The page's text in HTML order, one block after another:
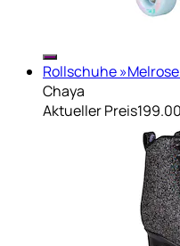
Rollschuhe
Chaya
Aktueller Preis